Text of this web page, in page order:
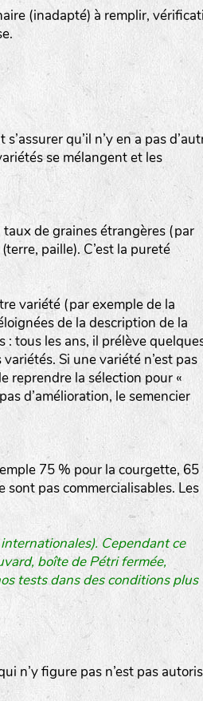
(inadapté) à remplir,
qu’il n’y en a pas
se mélangent et les
taux de graines étrangères (par
paille). C’est la pureté
variété (par exemple de la
de la description de la
: tous les ans, il prélève
Si une variété n’est pas
reprendre la sélection pour «
d’amélioration, le semencier
75 % pour la courgette, 65
pas commercialisables. Les
Cependant ce
boîte de Pétri fermée,
tests dans des conditions plus
n’y figure pas n’est pas